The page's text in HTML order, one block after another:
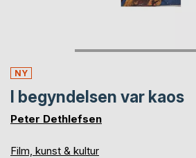
NY
I begyndelsen var kaos
Peter Dethlefsen
Film, kunst & kultur